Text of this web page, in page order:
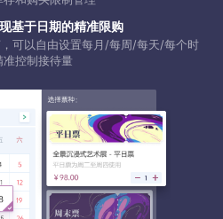
基于日期的精准限购
，可以自由设置每月/每周/每天/每个时
准控制接待量